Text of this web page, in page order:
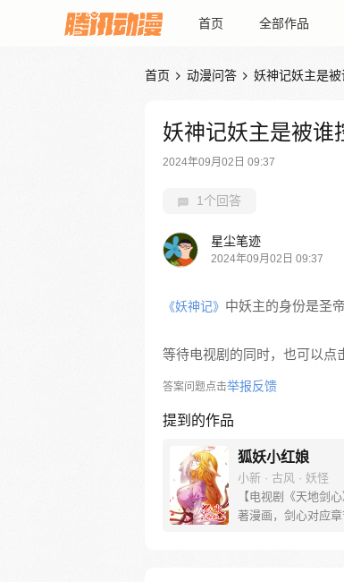
首页 全部作品
首页  动漫问答  妖神记妖主是被
妖神记妖主是被谁
2024年09月02日 09:37
1个回答
星尘笔迹
2024年09月02日 09:37
《妖神记》 中妖主的身份是圣
等待电视剧的同时，也可以点
答案问题点击举报反馈
提到的作品
狐妖小红娘
小新 · 古风 · 妖怪
【电视剧《天地剑
著漫画，剑心对应章